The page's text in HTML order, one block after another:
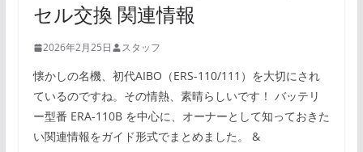
セル交換 関連情報
2026年2月25日 スタッフ
懐かしの名機、初代AIBO（ERS-110/111）を大切にされ
ているのですね。その情熱、素晴らしいです！ バッテリ
ー型番 ERA-110B を中心に、オーナーとして知っておきた
い関連情報をガイド形式でまとめました。 &